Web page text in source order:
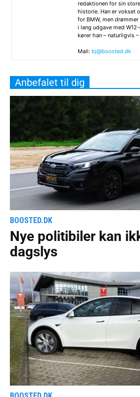
redaktionen for sin
historie. Han er vokset
for BMW, men
i lang udgave med
kører han – naturligvis –
Mail: bj@boosted.dk